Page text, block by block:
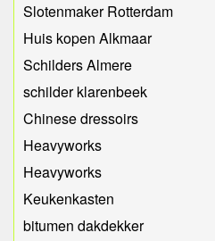
Slotenmaker Rotterdam
Huis kopen Alkmaar
Schilders Almere
schilder klarenbeek
Chinese dressoirs
Heavyworks
Heavyworks
Keukenkasten
bitumen dakdekker